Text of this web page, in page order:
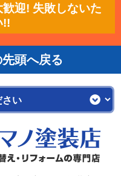
迎! 失敗しないた
!!
頭へ戻る